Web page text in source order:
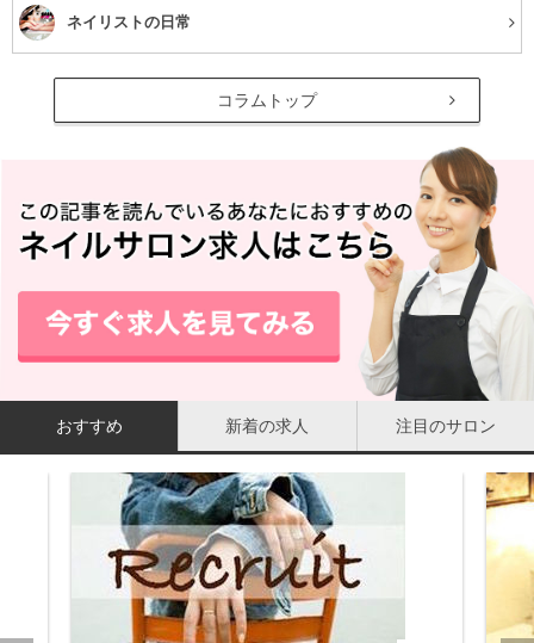
ネイリストの日常
コラムトップ
おすすめ 新着の求人 注目のサロン